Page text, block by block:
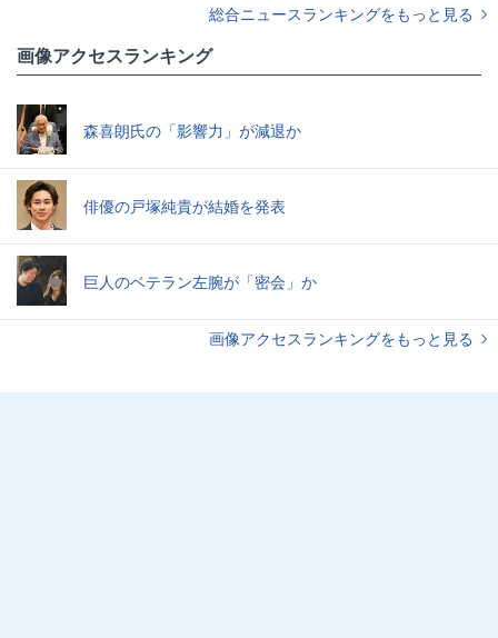
総合ニュースランキングをもっと見る
画像アクセスランキング
森喜朗氏の「影響力」が減退か
俳優の戸塚純貴が結婚を発表
巨人のベテラン左腕が「密会」か
画像アクセスランキングをもっと見る